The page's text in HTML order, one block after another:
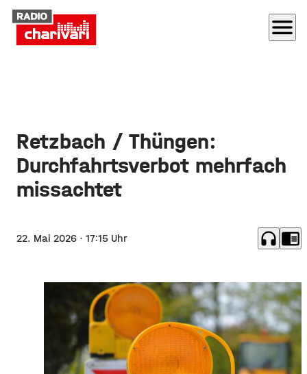
menu
Retzbach / Thüngen:
Durchfahrtsverbot mehrfach
missachtet
22. Mai 2026 · 17:15 Uhr headphones chrome_reader_mode